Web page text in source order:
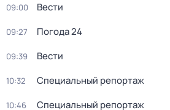
09:00 Вести
09:27 Погода 24
09:39 Вести
10:32 Специальный репортаж
10:46 Специальный репортаж